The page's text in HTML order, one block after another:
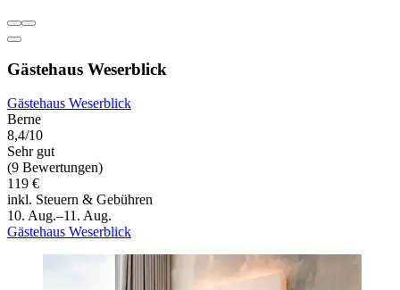
Gästehaus Weserblick
Gästehaus Weserblick
Berne
8,4/10
Sehr gut
(9 Bewertungen)
119 €
inkl. Steuern & Gebühren
10. Aug.–11. Aug.
Gästehaus Weserblick